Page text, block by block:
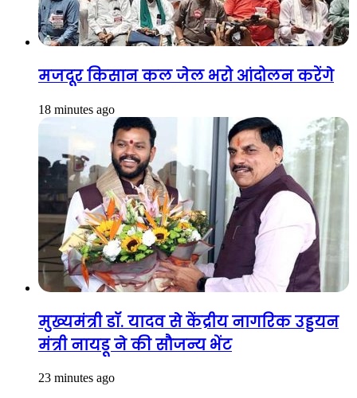
मजदूर किसान कल जेल भरो आंदोलन करेंगे
18 minutes ago
मुख्यमंत्री डॉ. यादव से केंद्रीय नागरिक उड्डयन
मंत्री नायडू ने की सौजन्य भेंट
23 minutes ago